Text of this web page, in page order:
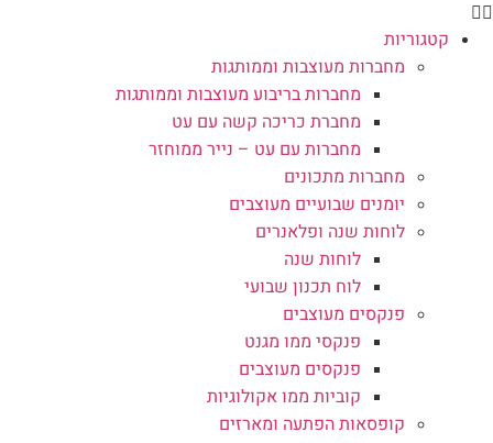
קטגוריות
מחברות מעוצבות וממותגות
מחברות בריבוע מעוצבות וממותגות
מחברת כריכה קשה עם עט
מחברות עם עט – נייר ממוחזר
מחברות מתכונים
יומנים שבועיים מעוצבים
לוחות שנה ופלאנרים
לוחות שנה
לוח תכנון שבועי
פנקסים מעוצבים
פנקסי ממו מגנט
פנקסים מעוצבים
קוביות ממו אקולוגיות
קופסאות הפתעה ומארזים